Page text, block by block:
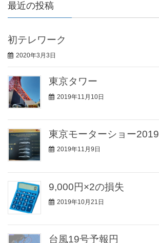
最近の投稿
初テレワーク
2020年3月3日
東京タワー
2019年11月10日
東京モーターショー2019
2019年11月9日
9,000円×2の損失
2019年10月21日
台風19号予報円